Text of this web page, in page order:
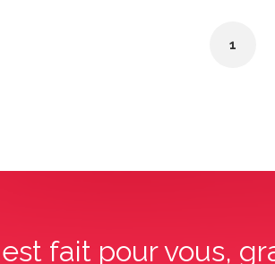
1
fait pour vous,